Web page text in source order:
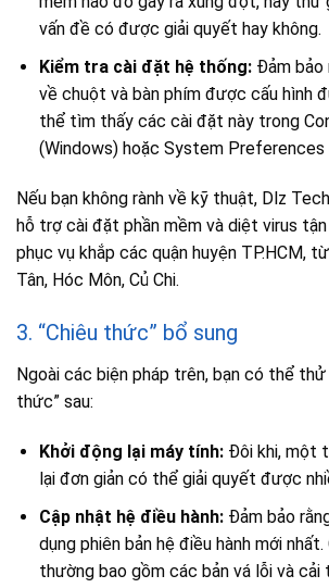
vấn đề có được giải quyết hay không.
Kiểm tra cài đặt hệ thống:Đảm bảo
về chuột và bàn phím được cấu hình
thể tìm thấy các cài đặt này trong
(Windows) hoặc System Preferences
Nếu bạn không rành về kỹ thuật, Dlz
hỗ trợ cài đặt phần mềm và diệt virus tận
phục vụ khắp các quận huyện TP.HCM,
Tân, Hóc Môn, Củ Chi.
3. “Chiêu thức” bổ sung
Ngoài các biện pháp trên, bạn có thể
thức” sau:
Khởi động lại máy tính:Đôi khi, một
lại đơn giản có thể giải quyết được
Cập nhật hệ điều hành:Đảm bảo
dụng phiên bản hệ điều hành mới
thường bao gồm các bản vá lỗi và cải